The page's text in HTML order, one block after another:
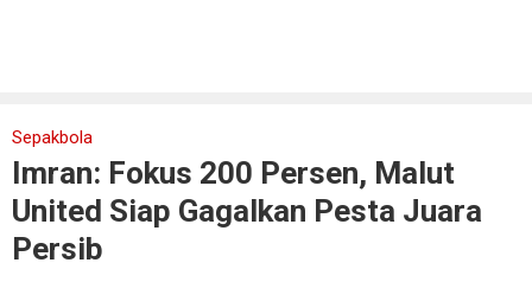
Sepakbola
Imran: Fokus 200 Persen, Malut
United Siap Gagalkan Pesta Juara
Persib